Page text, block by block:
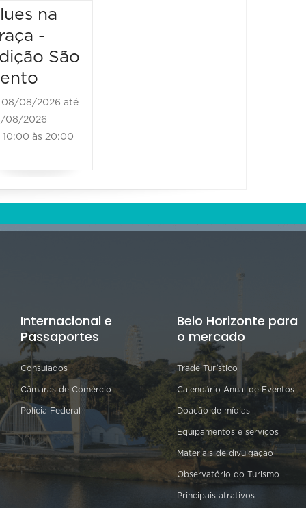
na
-
São
08/08/2026 até
08/2026
às 20:00
Internacional e
Passaportes
Consulados
Câmaras de Comércio
Polícia Federal
Belo Horizonte para
o mercado
Trade Turístico
Calendário Anual de Eventos
Doação de mídias
Equipamentos e serviços
Materiais de divulgação
Observatório do Turismo
Principais atrativos